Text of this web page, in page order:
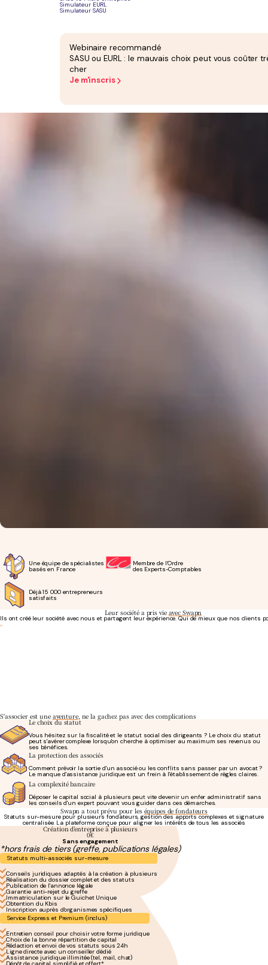
Simulateur EURL
Simulateur SASU
Webinaire recommandé
SASU ou EURL : le mauvais choix peut vous coûter
cher
Je m'inscris
Une équipe de spécialistes
basés en France
Membre de l’Ordre
des Experts-Comptables
Déjà 15 000 entrepreneurs
satisfaits
Leur société a pris vie avec Swapn
Ils ont créé leur société avec nous et partagent leur expérience. Qui de mieux que nos clients
Se concentrer pleinement sur son activité - Phil T.
S'associer est une aventure, ne la gachez pas avec des complications
Le choix du statut
Vous hésitez sur la fiscalité et le statut social des dirigeants ? Le choix du statut
peut s'avérer complexe lorsqu'on cherche à optimiser au maximum ses revenus ou
ses bénéfices.
La protection des associés
Comment prévoir la sortie d'un associé ou les conflits sans passer par un avocat ?
Le manque d'assistance juridique est un frein à l'établissement de règles claires.
La complexité bancaire
Déposer le capital social à plusieurs peut vite devenir un enfer administratif sans
les conseils d'un expert pouvant vous guider dans ces démarches.
Swapn a tout prévu pour les équipes de fondateurs
Statuts sur-mesure pour plusieurs fondateurs, gestion des apports complexes et signature
centralisée. La plateforme conçue pour aligner les intérêts de tous les associés
Création d’entreprise à plusieurs
0€
Sans engagement
*hors frais de tiers (greffe, publications légales)
Statuts multi-associés sur-mesure
Conseils juridiques adaptés à la création à plusieurs
Réalisation du dossier complet et des statuts
Publication de l'annonce légale
Garantie anti-rejet du greffe
Immatriculation sur le Guichet Unique
Obtention du Kbis
Inscription auprès d'organismes spécifiques
Service Express et Premium (inclus)
Entretien conseil pour choisir votre forme juridique
Choix de la bonne répartition de capital
Rédaction et envoi de vos statuts sous 24h
Ligne directe avec un conseiller dédié
Assistance juridique illimitée (tel, mail, chat)